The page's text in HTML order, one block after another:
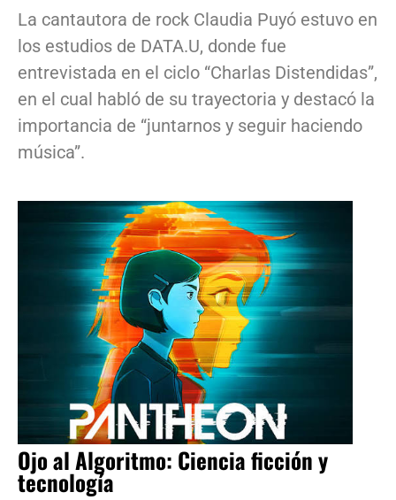
La cantautora de rock Claudia Puyó estuvo en
los estudios de DATA.U, donde fue
entrevistada en el ciclo “Charlas Distendidas”,
en el cual habló de su trayectoria y destacó la
importancia de “juntarnos y seguir haciendo
música”.
Ojo al Algoritmo: Ciencia ficción y
tecnología